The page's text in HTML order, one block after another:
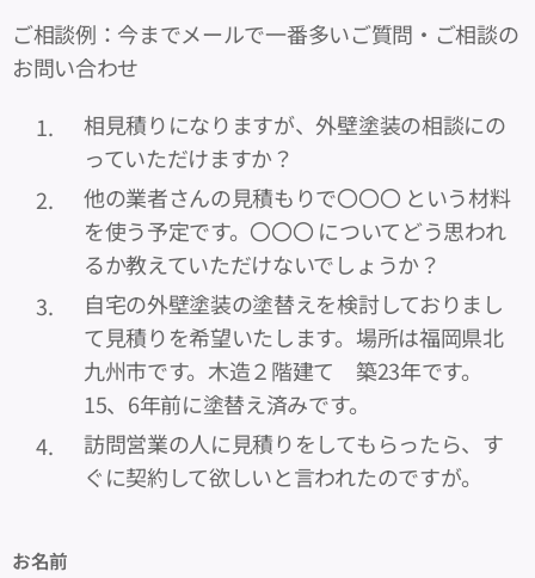
ご相談例：今までメールで一番多いご質問・ご相談の
お問い合わせ
相見積りになりますが、外壁塗装の相談にの
っていただけますか？
他の業者さんの見積もりで〇〇〇 という材料
を使う予定です。〇〇〇 についてどう思われ
るか教えていただけないでしょうか？
自宅の外壁塗装の塗替えを検討しておりまし
て見積りを希望いたします。場所は福岡県北
九州市です。木造２階建て 築23年です。
15、6年前に塗替え済みです。
訪問営業の人に見積りをしてもらったら、す
ぐに契約して欲しいと言われたのですが。
お名前